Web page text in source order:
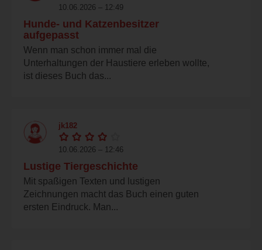
10.06.2026 – 12:49
Hunde- und Katzenbesitzer
aufgepasst
Wenn man schon immer mal die
Unterhaltungen der Haustiere erleben wollte,
ist dieses Buch das...
jk182
10.06.2026 – 12:46
Lustige Tiergeschichte
Mit spaßigen Texten und lustigen
Zeichnungen macht das Buch einen guten
ersten Eindruck. Man...